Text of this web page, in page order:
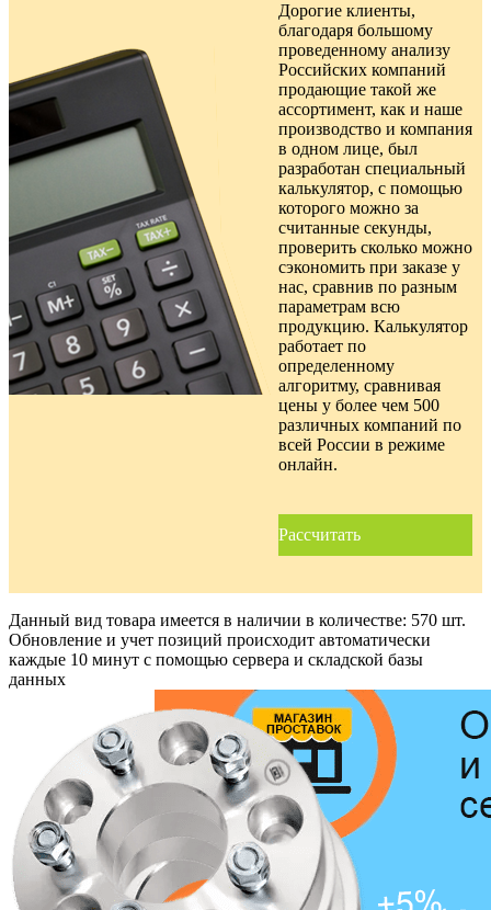
Дорогие клиенты,
благодаря большому
проведенному анализу
Российских компаний
продающие такой же
ассортимент, как и наше
производство и компания
в одном лице, был
разработан специальный
калькулятор, с помощью
которого можно за
считанные секунды,
проверить сколько можно
сэкономить при заказе у
нас, сравнив по разным
параметрам всю
продукцию. Калькулятор
работает по
определенному
алгоритму, сравнивая
цены у более чем 500
различных компаний по
всей России в режиме
онлайн.
Рассчитать
Данный вид товара имеется в наличии в количестве: 570 шт.
Обновление и учет позиций происходит автоматически
каждые 10 минут с помощью сервера и складской базы
данных